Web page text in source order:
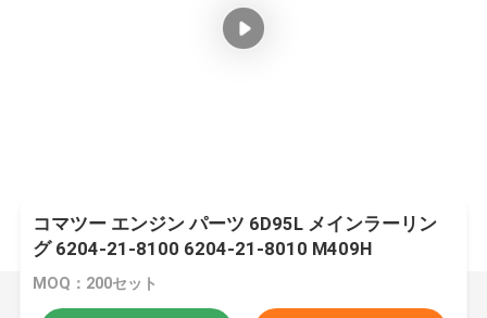
コマツー エンジン パーツ 6D95L メインラーリン
グ 6204-21-8100 6204-21-8010 M409H
MOQ：200セット